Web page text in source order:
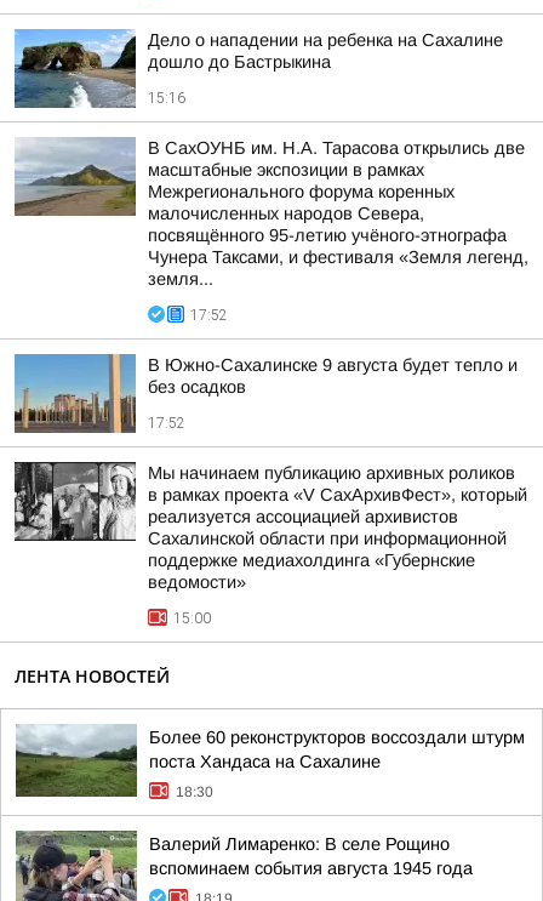
Дело о нападении на ребенка на Сахалине
дошло до Бастрыкина
15:16
В СахОУНБ им. Н.А. Тарасова открылись две
масштабные экспозиции в рамках
Межрегионального форума коренных
малочисленных народов Севера,
посвящённого 95-летию учёного-этнографа
Чунера Таксами, и фестиваля «Земля легенд,
земля...
17:52
В Южно-Сахалинске 9 августа будет тепло и
без осадков
17:52
Мы начинаем публикацию архивных роликов
в рамках проекта «V СахАрхивФест», который
реализуется ассоциацией архивистов
Сахалинской области при информационной
поддержке медиахолдинга «Губернские
ведомости»
15:00
ЛЕНТА НОВОСТЕЙ
Более 60 реконструкторов воссоздали штурм
поста Хандаса на Сахалине
18:30
Валерий Лимаренко: В селе Рощино
вспоминаем события августа 1945 года